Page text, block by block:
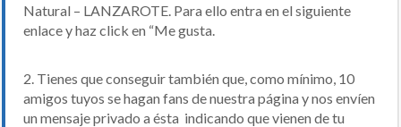
Natural – LANZAROTE. Para ello entra en el siguiente
enlace y haz click en “Me gusta.
2. Tienes que conseguir también que, como mínimo, 10
amigos tuyos se hagan fans de nuestra página y nos envíen
un mensaje privado a ésta indicando que vienen de tu